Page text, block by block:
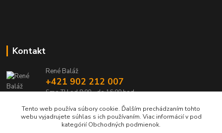
Kontakt
René Baláž
+421 902 212 007
Sme TU od 8:00 - do 16:00 hod
info@kotlik.sk
Tento web používa súbory cookie. Ďalším prechádzaním tohto
webu vyjadrujete súhlas s ich používaním. Viac informácií v pod
kategórií Obchodných podmienok.